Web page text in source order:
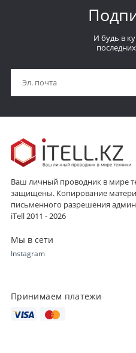
И будь в
Ваш личный проводник в мире
защищены. Копирование
письменного разрешения
iTell 2011 - 2026
Мы в сети
Instagram
Принимаем платежи